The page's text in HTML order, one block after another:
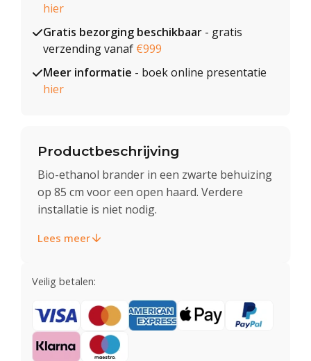
hier
Gratis bezorging beschikbaar - gratis
verzending vanaf €999
Meer informatie - boek online presentatie
hier
Productbeschrijving
Bio-ethanol brander in een zwarte behuizing
op 85 cm voor een open haard. Verdere
installatie is niet nodig.
Lees meer
Veilig betalen: